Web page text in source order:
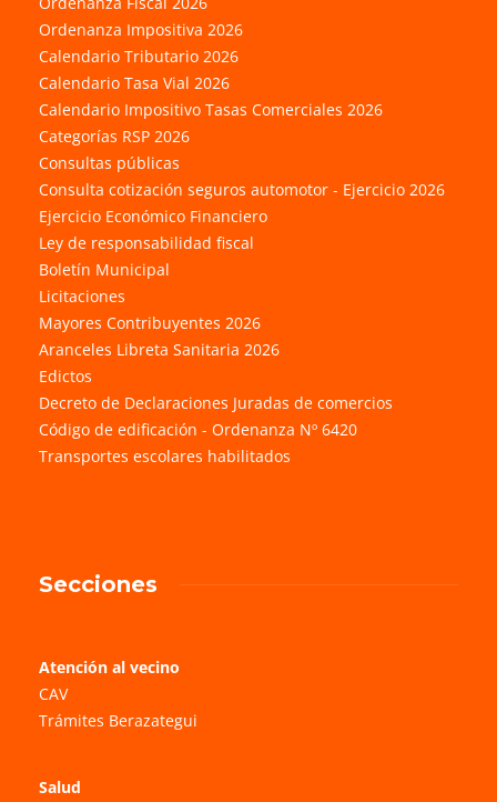
Ordenanza Impositiva 2026
Calendario Tributario 2026
Calendario Tasa Vial 2026
Calendario Impositivo Tasas Comerciales 2026
Categorías RSP 2026
Consultas públicas
Consulta cotización seguros automotor - Ejercicio 2026
Ejercicio Económico Financiero
Ley de responsabilidad fiscal
Boletín Municipal
Licitaciones
Mayores Contribuyentes 2026
Aranceles Libreta Sanitaria 2026
Edictos
Decreto de Declaraciones Juradas de comercios
Código de edificación - Ordenanza Nº 6420
Transportes escolares habilitados
Secciones
Atención al vecino
CAV
Trámites Berazategui
Salud